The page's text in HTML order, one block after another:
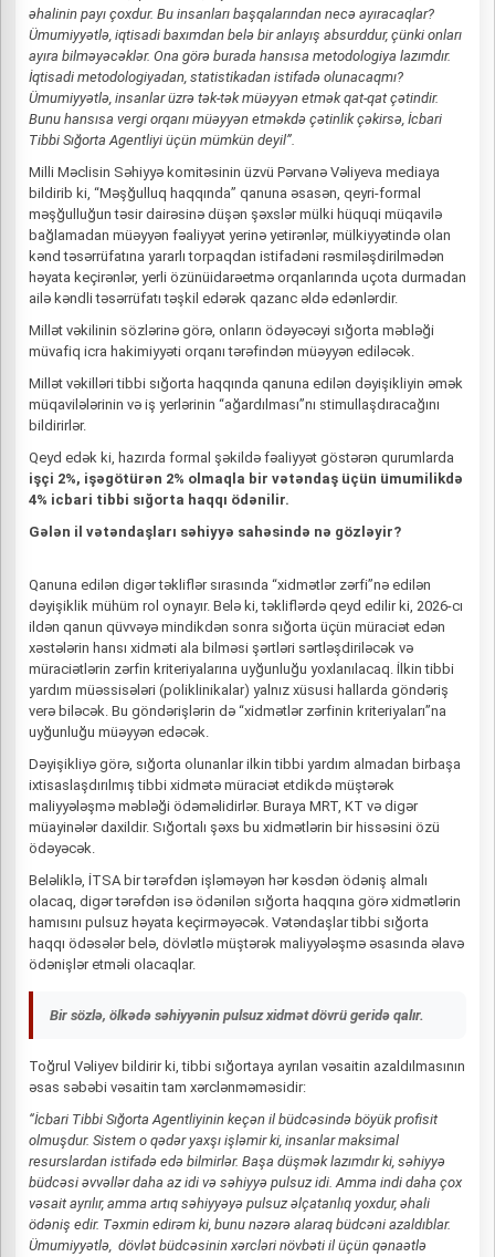
əhalinin payı çoxdur. Bu insanları başqalarından necə ayıracaqlar?
Ümumiyyətlə, iqtisadi baxımdan belə bir anlayış absurddur, çünki onları
ayıra bilməyəcəklər. Ona görə burada hansısa metodologiya lazımdır.
İqtisadi metodologiyadan, statistikadan istifadə olunacaqmı?
Ümumiyyətlə, insanlar üzrə tək-tək müəyyən etmək qat-qat çətindir.
Bunu hansısa vergi orqanı müəyyən etməkdə çətinlik çəkirsə, İcbari
Tibbi Sığorta Agentliyi üçün mümkün deyil”.
Milli Məclisin Səhiyyə komitəsinin üzvü Pərvanə Vəliyeva mediaya
bildirib ki, “Məşğulluq haqqında” qanuna əsasən, qeyri-formal
məşğulluğun təsir dairəsinə düşən şəxslər mülki hüquqi müqavilə
bağlamadan müəyyən fəaliyyət yerinə yetirənlər, mülkiyyətində olan
kənd təsərrüfatına yararlı torpaqdan istifadəni rəsmiləşdirilmədən
həyata keçirənlər, yerli özünüidarəetmə orqanlarında uçota durmadan
ailə kəndli təsərrüfatı təşkil edərək qazanc əldə edənlərdir.
Millət vəkilinin sözlərinə görə, onların ödəyəcəyi sığorta məbləği
müvafiq icra hakimiyyəti orqanı tərəfindən müəyyən ediləcək.
Millət vəkilləri tibbi sığorta haqqında qanuna edilən dəyişikliyin əmək
müqavilələrinin və iş yerlərinin “ağardılması”nı stimullaşdıracağını
bildirirlər.
Qeyd edək ki, hazırda formal şəkildə fəaliyyət göstərən qurumlarda
işçi 2%, işəgötürən 2% olmaqla bir vətəndaş üçün ümumilikdə
4% icbari tibbi sığorta haqqı ödənilir.
Gələn il vətəndaşları səhiyyə sahəsində nə gözləyir?
Qanuna edilən digər təkliflər sırasında “xidmətlər zərfi”nə edilən
dəyişiklik mühüm rol oynayır. Belə ki, təkliflərdə qeyd edilir ki, 2026-cı
ildən qanun qüvvəyə mindikdən sonra sığorta üçün müraciət edən
xəstələrin hansı xidməti ala bilməsi şərtləri sərtləşdiriləcək və
müraciətlərin zərfin kriteriyalarına uyğunluğu yoxlanılacaq. İlkin tibbi
yardım müəssisələri (poliklinikalar) yalnız xüsusi hallarda göndəriş
verə biləcək. Bu göndərişlərin də “xidmətlər zərfinin kriteriyaları”na
uyğunluğu müəyyən edəcək.
Dəyişikliyə görə, sığorta olunanlar ilkin tibbi yardım almadan birbaşa
ixtisaslaşdırılmış tibbi xidmətə müraciət etdikdə müştərək
maliyyələşmə məbləği ödəməlidirlər. Buraya MRT, KT və digər
müayinələr daxildir. Sığortalı şəxs bu xidmətlərin bir hissəsini özü
ödəyəcək.
Beləliklə, İTSA bir tərəfdən işləməyən hər kəsdən ödəniş almalı
olacaq, digər tərəfdən isə ödənilən sığorta haqqına görə xidmətlərin
hamısını pulsuz həyata keçirməyəcək. Vətəndaşlar tibbi sığorta
haqqı ödəsələr belə, dövlətlə müştərək maliyyələşmə əsasında əlavə
ödənişlər etməli olacaqlar.
Bir sözlə, ölkədə səhiyyənin pulsuz xidmət dövrü geridə qalır.
Toğrul Vəliyev bildirir ki, tibbi sığortaya ayrılan vəsaitin azaldılmasının
əsas səbəbi vəsaitin tam xərclənməməsidir:
“İcbari Tibbi Sığorta Agentliyinin keçən il büdcəsində böyük profisit
olmuşdur. Sistem o qədər yaxşı işləmir ki, insanlar maksimal
resurslardan istifadə edə bilmirlər. Başa düşmək lazımdır ki, səhiyyə
büdcəsi əvvəllər daha az idi və səhiyyə pulsuz idi. Amma indi daha çox
vəsait ayrılır, amma artıq səhiyyəyə pulsuz əlçatanlıq yoxdur, əhali
ödəniş edir. Təxmin edirəm ki, bunu nəzərə alaraq büdcəni azaldıblar.
Ümumiyyətlə, dövlət büdcəsinin xərcləri növbəti il üçün qənaətlə